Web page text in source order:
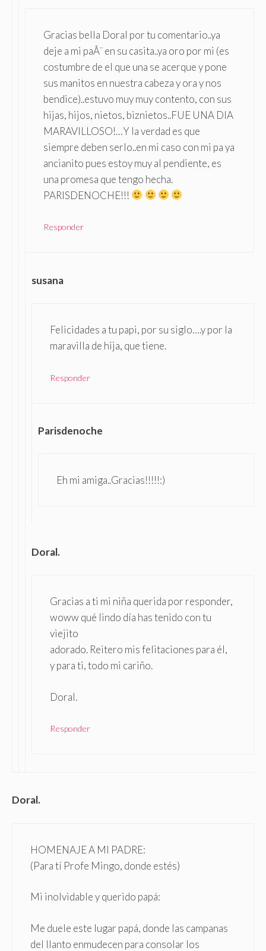
Gracias bella Doral por tu comentario..ya
deje a mi paÂ¨ en su casita..ya oro por mi (es
costumbre de el que una se acerque y pone
sus manitos en nuestra cabeza y ora y nos
bendice)..estuvo muy muy contento, con sus
hijas, hijos, nietos, biznietos..FUE UNA DIA
MARAVILLOSO!…Y la verdad es que
siempre deben serlo..en mi caso con mi pa ya
ancianito pues estoy muy al pendiente, es
una promesa que tengo hecha.
PARISDENOCHE!!!
Responder
susana
Felicidades a tu papi, por su siglo….y por la
maravilla de hija, que tiene.
Responder
Parisdenoche
Eh mi amiga..Gracias!!!!!:)
Doral.
Gracias a ti mi niña querida por responder,
woww qué lindo día has tenido con tu
viejito
adorado. Reitero mis felitaciones para él,
y para ti, todo mi cariño.
Doral.
Responder
Doral.
HOMENAJE A MI PADRE:
(Para tí Profe Mingo, donde estés)
Mi inolvidable y querido papá:
Me duele este lugar papá, donde las campanas
del llanto enmudecen para consolar los